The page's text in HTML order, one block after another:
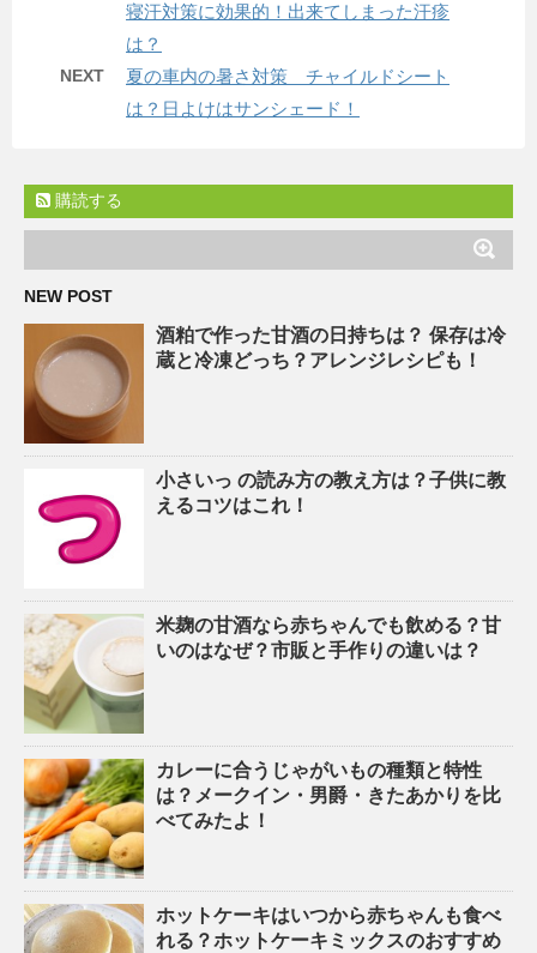
寝汗対策に効果的！出来てしまった汗疹
は？
NEXT
夏の車内の暑さ対策 チャイルドシート
は？日よけはサンシェード！
購読する
NEW POST
酒粕で作った甘酒の日持ちは？ 保存は冷
蔵と冷凍どっち？アレンジレシピも！
小さいっ の読み方の教え方は？子供に教
えるコツはこれ！
米麹の甘酒なら赤ちゃんでも飲める？甘
いのはなぜ？市販と手作りの違いは？
カレーに合うじゃがいもの種類と特性
は？メークイン・男爵・きたあかりを比
べてみたよ！
ホットケーキはいつから赤ちゃんも食べ
れる？ホットケーキミックスのおすすめ